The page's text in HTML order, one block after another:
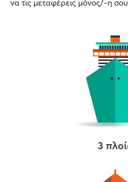
να τις μεταφέρεις μόνος/-η
3